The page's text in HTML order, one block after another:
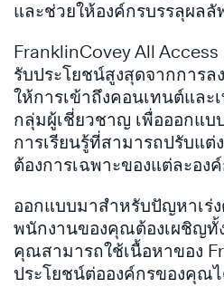
และช่วยให้องค์กรบรรลุผลลั
FranklinCovey All Access
รับประโยชน์สูงสุดจากการล
ให้การเข้าถึงคอนเทนต์และ
กลุ่มผู้เชี่ยวชาญ เพื่อออกแ
การเรียนรู้ที่สามารถปรับแต่
ต้องการเฉพาะของแต่ละอง
ออกแบบมาสำหรับปัญหาเร่
พนักงานของคุณต้องเผชิญทั้
คุณสามารถใช้เนื้อหาของ
ประโยชน์ต่อองค์กรของคุณ